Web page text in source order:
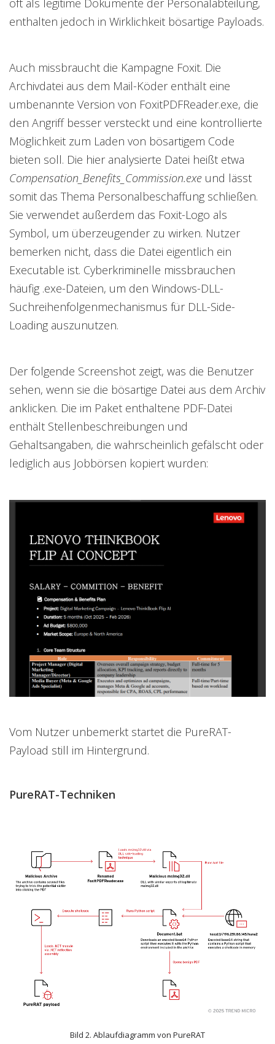
oft als legitime Dokumente der Personalabteilung,
enthalten jedoch in Wirklichkeit bösartige Payloads.
Auch missbraucht die Kampagne Foxit. Die
Archivdatei aus dem Mail-Köder enthält eine
umbenannte Version von FoxitPDFReader.exe, die
den Angriff besser versteckt und eine kontrollierte
Möglichkeit zum Laden von bösartigem Code
bieten soll. Die hier analysierte Datei heißt etwa
Compensation_Benefits_Commission.exe und lässt
somit das Thema Personalbeschaffung schließen.
Sie verwendet außerdem das Foxit-Logo als
Symbol, um überzeugender zu wirken. Nutzer
bemerken nicht, dass die Datei eigentlich ein
Executable ist. Cyberkriminelle missbrauchen
häufig .exe-Dateien, um den Windows-DLL-
Suchreihenfolgenmechanismus für DLL-Side-
Loading auszunutzen.
Der folgende Screenshot zeigt, was die Benutzer
sehen, wenn sie die bösartige Datei aus dem Archiv
anklicken. Die im Paket enthaltene PDF-Datei
enthält Stellenbeschreibungen und
Gehaltsangaben, die wahrscheinlich gefälscht oder
lediglich aus Jobbörsen kopiert wurden:
Vom Nutzer unbemerkt startet die PureRAT-
Payload still im Hintergrund.
PureRAT-Techniken
Bild 2. Ablaufdiagramm von PureRAT